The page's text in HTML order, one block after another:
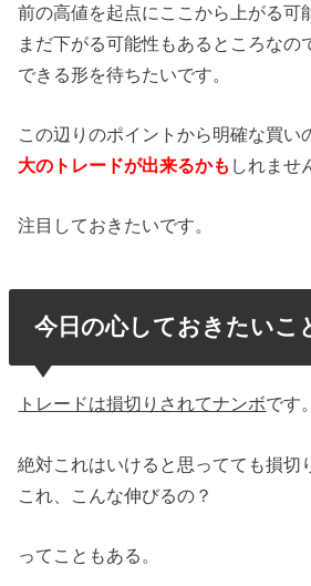
前の高値を起点にここから上がる可
まだ下がる可能性もあるところなの
できる形を待ちたいです。
この辺りのポイントから明確な買い
大のトレードが出来るかも しれませ
注目しておきたいです。
今日の心しておきたいこ
トレードは損切りされてナンボです。
絶対これはいけると思ってても損切
これ、こんな伸びるの？
ってこともある。